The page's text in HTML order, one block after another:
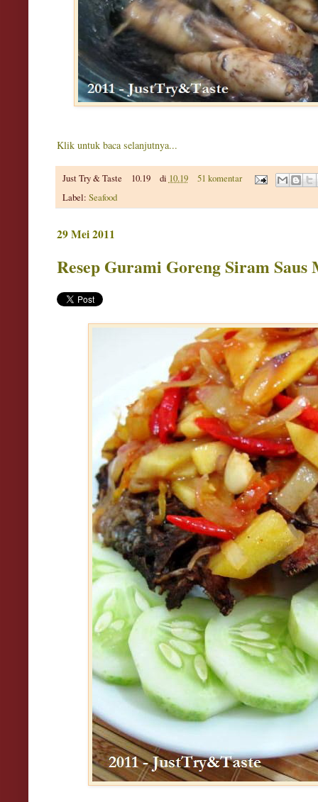
Klik untuk baca selanjutnya...
Just Try & Taste 10.19 di 10.19
51 komentar
Label: Seafood
29 Mei 2011
Resep Gurami Goreng Siram Saus